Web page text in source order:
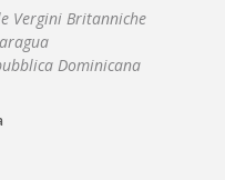
Vergini Britanniche
Dominicana